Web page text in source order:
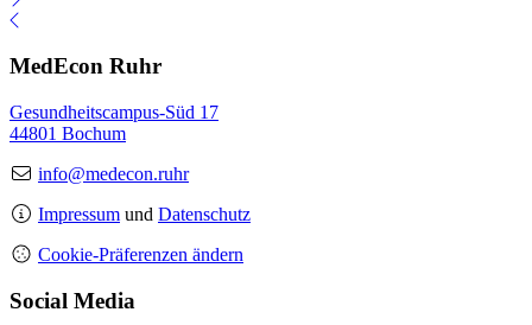
MedEcon Ruhr
Gesundheitscampus-Süd 17
44801 Bochum
info@medecon.ruhr
Impressum und Datenschutz
Cookie-Präferenzen ändern
Social Media